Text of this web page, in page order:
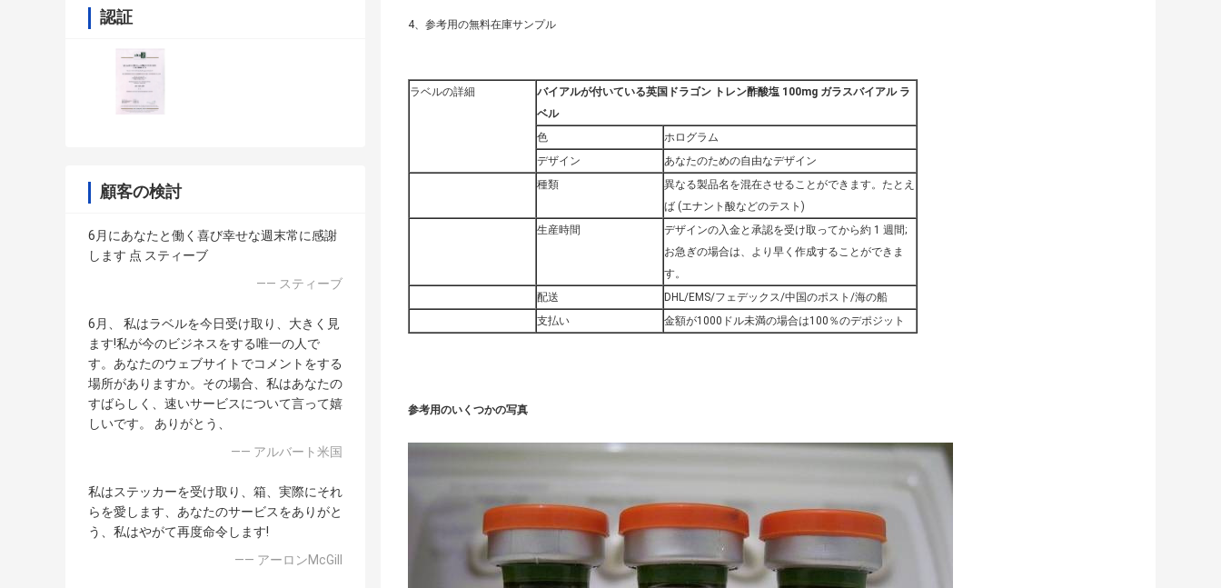
認証
顧客の検討
6月にあなたと働く喜び幸せな週末常に感謝
します 点 スティーブ
—— スティーブ
6月、 私はラベルを今日受け取り、大きく見
ます!私が今のビジネスをする唯一の人で
す。あなたのウェブサイトでコメントをする
場所がありますか。その場合、私はあなたの
すばらしく、速いサービスについて言って嬉
しいです。 ありがとう、
—— アルバート米国
私はステッカーを受け取り、箱、実際にそれ
らを愛します、あなたのサービスをありがと
う、私はやがて再度命令します!
—— アーロンMcGill
4、参考用の無料在庫サンプル
ラベルの詳細
バイアルが付いている英国ドラゴン トレン酢酸塩 100mg ガラスバイアル ラ
ベル
色
ホログラム
デザイン
あなたのための自由なデザイン
種類
異なる製品名を混在させることができます。たとえ
ば (エナント酸などのテスト)
生産時間
デザインの入金と承認を受け取ってから約 1 週間;
お急ぎの場合は、より早く作成することができま
す。
配送
DHL/EMS/フェデックス/中国のポスト/海の船
支払い
金額が1000ドル未満の場合は100％のデポジット
参考用のいくつかの写真